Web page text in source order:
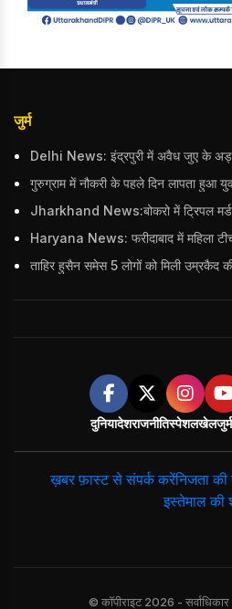
जुर्म
दुनियादेशराजनीतिस्पेशलखेलजुर्म
ख़बर फ़ास्ट से संपर्क करेंनिजता की
इस्तेमाल की
© कॉपीराइट 2026 -